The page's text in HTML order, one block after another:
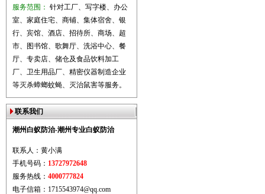
服务范围： 针对工厂、写字楼、办公
室、家庭住宅、商铺、集体宿舍、银
行、宾馆、酒店、招待所、商场、超
市、图书馆、歌舞厅、洗浴中心、餐
厅、专卖店、储仓及食品饮料加工
厂、卫生用品厂、精密仪器制造企业
等灭杀蟑螂蚊蝇、灭治鼠害等服务。
联系我们
潮州白蚁防治-潮州专业白蚁防治
联系人：黄小满
手机号码： 13727972648
服务热线： 4000777824
电子信箱：1715543974@qq.com